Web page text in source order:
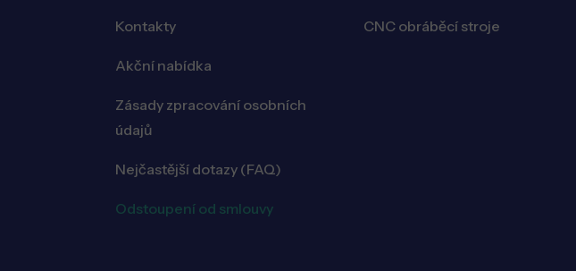
Kontakty
Akční nabídka
Zásady zpracování osobních
údajů
Nejčastější dotazy (FAQ)
Odstoupení od smlouvy
CNC obráběcí stroje